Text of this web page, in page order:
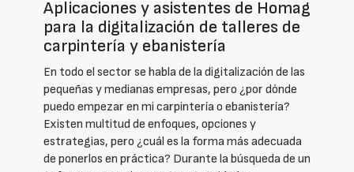
Aplicaciones y asistentes de Homag
para la digitalización de talleres de
carpintería y ebanistería
En todo el sector se habla de la digitalización de las
pequeñas y medianas empresas, pero ¿por dónde
puedo empezar en mi carpintería o ebanistería?
Existen multitud de enfoques, opciones y
estrategias, pero ¿cuál es la forma más adecuada
de ponerlos en práctica? Durante la búsqueda de un